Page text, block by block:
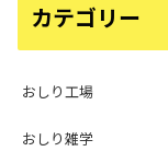
カテゴリー
おしり工場
おしり雑学